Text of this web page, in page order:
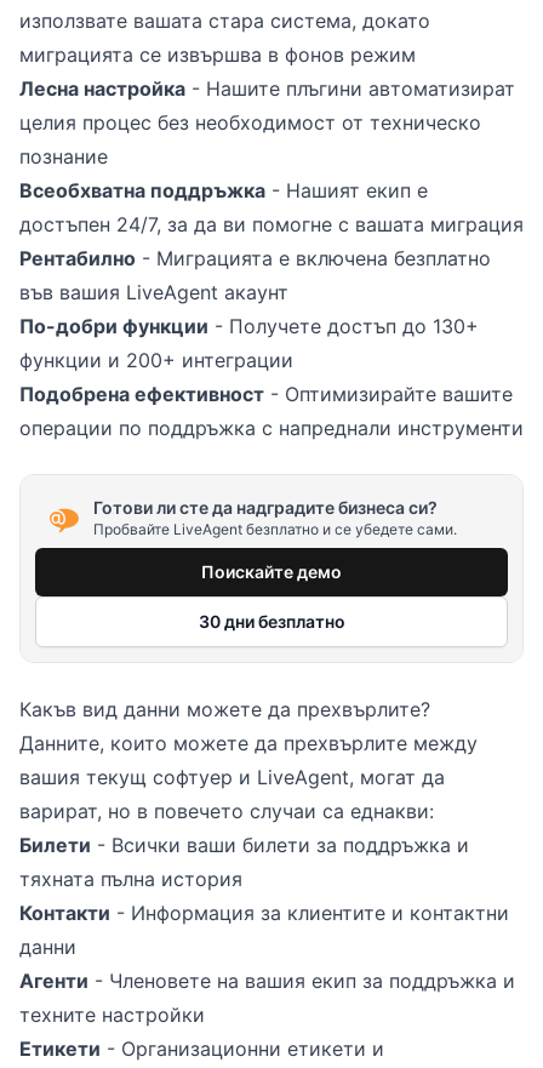
използвате вашата стара система, докато
миграцията се извършва в фонов режим
Лесна настройка - Нашите плъгини автоматизират
целия процес без необходимост от техническо
познание
Всеобхватна поддръжка - Нашият екип е
достъпен 24/7, за да ви помогне с вашата миграция
Рентабилно - Миграцията е включена безплатно
във вашия LiveAgent акаунт
По-добри функции - Получете достъп до 130+
функции и 200+ интеграции
Подобрена ефективност - Оптимизирайте вашите
операции по поддръжка с напреднали инструменти
Готови ли сте да надградите бизнеса си?
Пробвайте LiveAgent безплатно и се убедете сами.
Поискайте демо
30 дни безплатно
Какъв вид данни можете да прехвърлите?
Данните, които можете да прехвърлите между
вашия текущ софтуер и LiveAgent, могат да
варират, но в повечето случаи са еднакви:
Билети - Всички ваши билети за поддръжка и
тяхната пълна история
Контакти - Информация за клиентите и контактни
данни
Агенти - Членовете на вашия екип за поддръжка и
техните настройки
Етикети - Организационни етикети и